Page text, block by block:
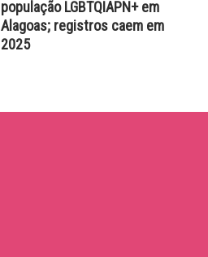
população LGBTQIAPN+ em
Alagoas; registros caem em
2025